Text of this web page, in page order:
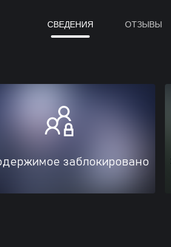
СВЕДЕНИЯ ОТЗЫВЫ
заблокировано